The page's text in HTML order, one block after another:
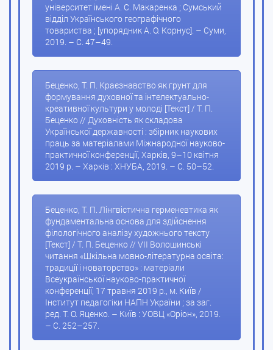
університет імені А. С. Макаренка ; Сумський
відділ Українського географічного
товариства ; [упорядник А. О. Корнус]. – Суми,
2019. – С. 47–49.
Беценко, Т. П. Краєзнавство як грунт для
формування духовної та інтелектуально-
креативної культури у молоді [Текст] / Т. П.
Беценко // Духовність як складова
Української державності : збірник наукових
праць за матеріалами Міжнародної науково-
практичної конференції, Харків, 9–10 квітня
2019 р. – Харків : ХНУБА, 2019. – С. 50–52.
Беценко, Т. П. Лінгвістична герменевтика як
фундаментальна основа для здійснення
філологічного аналізу художнього тексту
[Текст] / Т. П. Беценко // VІІ Волошинські
читання «Шкільна мовно-літературна освіта:
традиції і новаторство» : матеріали
Всеукраїнської науково-практичної
конференції, 17 травня 2019 р., м. Київ /
Інститут педагогіки НАПН України ; за заг.
ред. Т. О. Яценко. – Київ : УОВЦ «Оріон», 2019.
– С. 252–257.